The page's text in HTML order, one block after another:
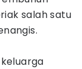
salah satu